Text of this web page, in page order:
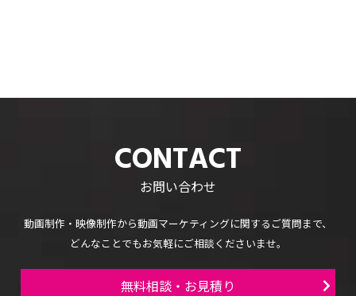
CONTACT
お問い合わせ
動画制作・映像制作から動画マーケティングに関するご質問まで、
どんなことでもお気軽にご相談くださいませ。
無料相談・お見積り